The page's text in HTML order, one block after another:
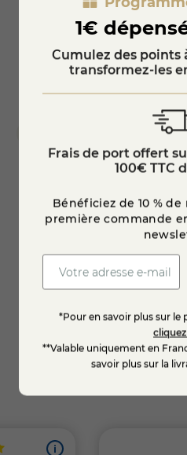
Confit de Coing Thym &
3,95 €
1€
Cumulez des points
transformez-les
Frais de port offert
100€ TTC
Bénéficiez de 10 %
première commande
*Pour en savoir plus sur
**Valable uniquement en
savoir plus sur la